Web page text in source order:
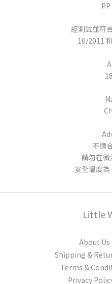
經測試並符
10/2011
不適
請勿在
安全溫度為
Little
About
Shipping &
Terms &
Privacy